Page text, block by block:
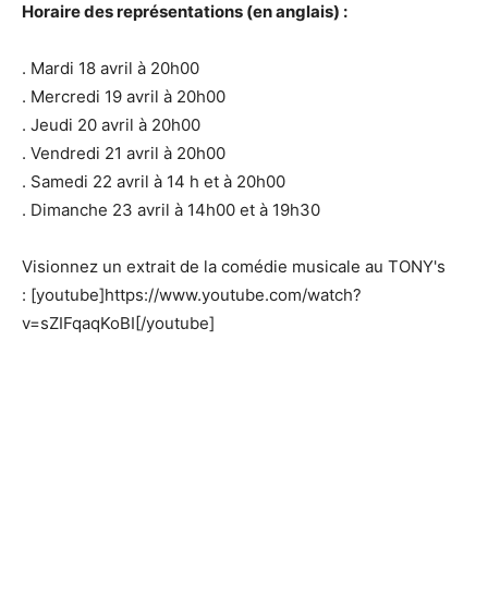
Horaire des représentations (en anglais) :
. Mardi 18 avril à 20h00
. Mercredi 19 avril à 20h00
. Jeudi 20 avril à 20h00
. Vendredi 21 avril à 20h00
. Samedi 22 avril à 14 h et à 20h00
. Dimanche 23 avril à 14h00 et à 19h30
Visionnez un extrait de la comédie musicale au TONY's
: [youtube]https://www.youtube.com/watch?
v=sZIFqaqKoBI[/youtube]